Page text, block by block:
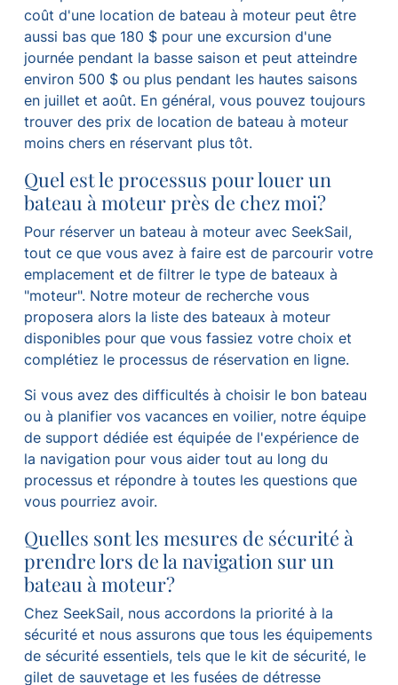
coût d'une location de bateau à moteur peut être
aussi bas que 180 $ pour une excursion d'une
journée pendant la basse saison et peut atteindre
environ 500 $ ou plus pendant les hautes saisons
en juillet et août. En général, vous pouvez toujours
trouver des prix de location de bateau à moteur
moins chers en réservant plus tôt.
Quel est le processus pour louer un
bateau à moteur près de chez moi?
Pour réserver un bateau à moteur avec SeekSail,
tout ce que vous avez à faire est de parcourir votre
emplacement et de filtrer le type de bateaux à
"moteur". Notre moteur de recherche vous
proposera alors la liste des bateaux à moteur
disponibles pour que vous fassiez votre choix et
complétiez le processus de réservation en ligne.
Si vous avez des difficultés à choisir le bon bateau
ou à planifier vos vacances en voilier, notre équipe
de support dédiée est équipée de l'expérience de
la navigation pour vous aider tout au long du
processus et répondre à toutes les questions que
vous pourriez avoir.
Quelles sont les mesures de sécurité à
prendre lors de la navigation sur un
bateau à moteur?
Chez SeekSail, nous accordons la priorité à la
sécurité et nous assurons que tous les équipements
de sécurité essentiels, tels que le kit de sécurité, le
gilet de sauvetage et les fusées de détresse